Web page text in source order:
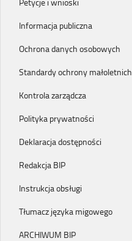
Informacja publiczna
Ochrona danych osobowych
Standardy ochrony małoletnich
Kontrola zarządcza
Polityka prywatności
Deklaracja dostępności
Redakcja BIP
Instrukcja obsługi
Tłumacz języka migowego
ARCHIWUM BIP